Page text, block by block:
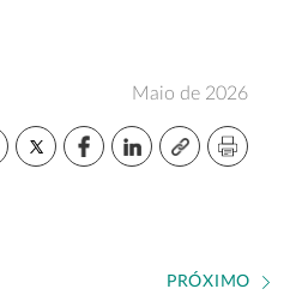
Maio de 2026
PRÓXIMO